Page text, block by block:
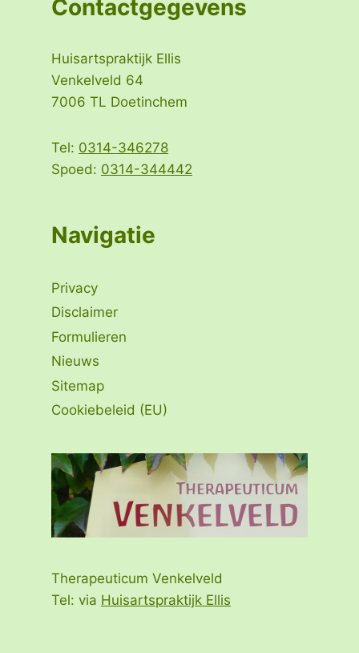
Contactgegevens
Huisartspraktijk Ellis
Venkelveld 64
7006 TL Doetinchem
Tel: 0314-346278
Spoed: 0314-344442
Navigatie
Privacy
Disclaimer
Formulieren
Nieuws
Sitemap
Cookiebeleid (EU)
Therapeuticum Venkelveld
Tel: via Huisartspraktijk Ellis